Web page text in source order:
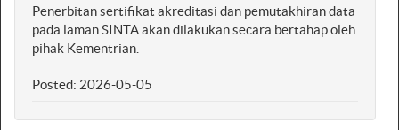
Penerbitan sertifikat akreditasi dan pemutakhiran data
pada laman SINTA akan dilakukan secara bertahap oleh
pihak Kementrian.
Posted: 2026-05-05